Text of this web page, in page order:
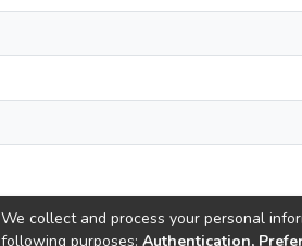
We collect and process your personal
following purposes: Authentication,